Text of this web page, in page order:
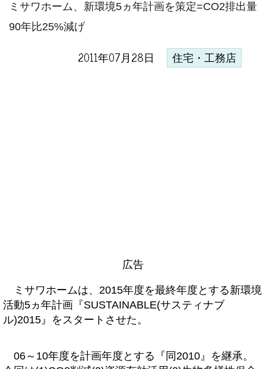
ミサワホーム、新環境5ヵ年計画を策定=CO2排出量
90年比25%減げ
2011年07月28日 住宅・工務店
広告
ミサワホームは、2015年度を最終年度とする新環境
活動5ヵ年計画『SUSTAINABLE(サスティナブ
ル)2015』をスタートさせた。
06～10年度を計画年度とする『同2010』を継承。